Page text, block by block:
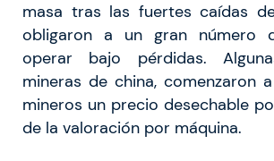
masa tras las fuertes caídas
obligaron a un gran número
operar bajo pérdidas.
mineras de china, comenzaron
mineros un precio desechable
de la valoración por máquina.